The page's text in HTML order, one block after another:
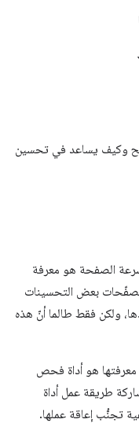
يساعد في تحسين
الصفحة هو معرفة
بعض التحسينات
فقط طالما أنّ هذه
هو أداة فحص
طريقة عمل أداة
إعاقة عملها.